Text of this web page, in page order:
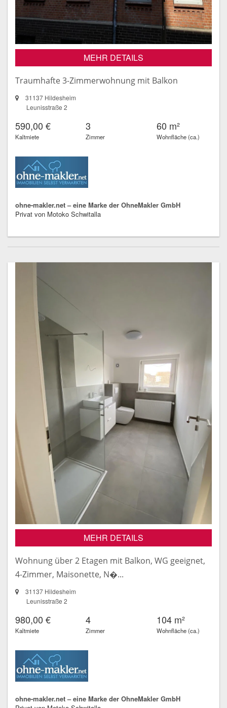
MEHR DETAILS
Traumhafte 3-Zimmerwohnung mit Balkon
31137 Hildesheim
Leunisstraße 2
590,00 €
Kaltmiete
3
Zimmer
60 m²
Wohnfläche (ca.)
ohne-makler.net – eine Marke der OhneMakler GmbH
Privat von Motoko Schwitalla
MEHR DETAILS
Wohnung über 2 Etagen mit Balkon, WG geeignet,
4-Zimmer, Maisonette, N�...
31137 Hildesheim
Leunisstraße 2
980,00 €
Kaltmiete
4
Zimmer
104 m²
Wohnfläche (ca.)
ohne-makler.net – eine Marke der OhneMakler GmbH